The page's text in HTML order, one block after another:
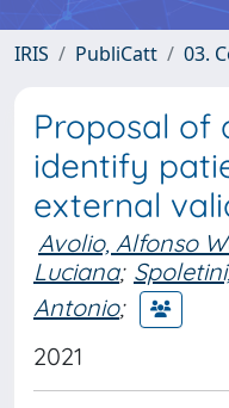
IRIS PubliCatt 03.
Proposal of
identify
external
Avolio, Alfonso
Luciana;
Antonio;
2021